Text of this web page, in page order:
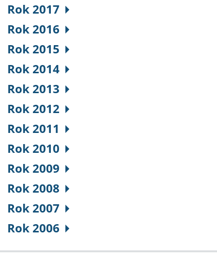
Rok 2017
Rok 2016
Rok 2015
Rok 2014
Rok 2013
Rok 2012
Rok 2011
Rok 2010
Rok 2009
Rok 2008
Rok 2007
Rok 2006